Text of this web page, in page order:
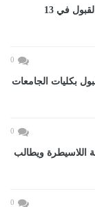
تنسيق الثانوى العام 2027.. اعرف درجات القبول في 13
0
والقبول بكليات الجامعات
0
ويطالب
0